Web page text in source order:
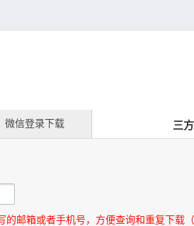
微信登录下载 三
邮箱或者手机号，方便查询和重复下载（